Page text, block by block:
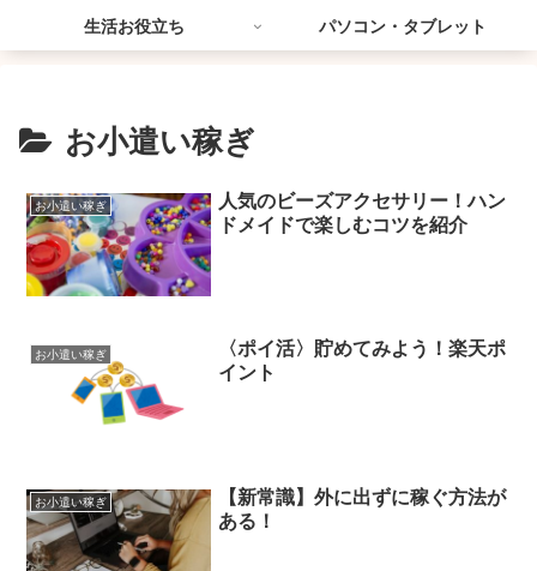
生活お役立ち パソコン・タブレット
お小遣い稼ぎ
お小遣い稼ぎ
人気のビーズアクセサリー！ハン
ドメイドで楽しむコツを紹介
お小遣い稼ぎ
〈ポイ活〉貯めてみよう！楽天ポ
イント
お小遣い稼ぎ
【新常識】外に出ずに稼ぐ方法が
ある！